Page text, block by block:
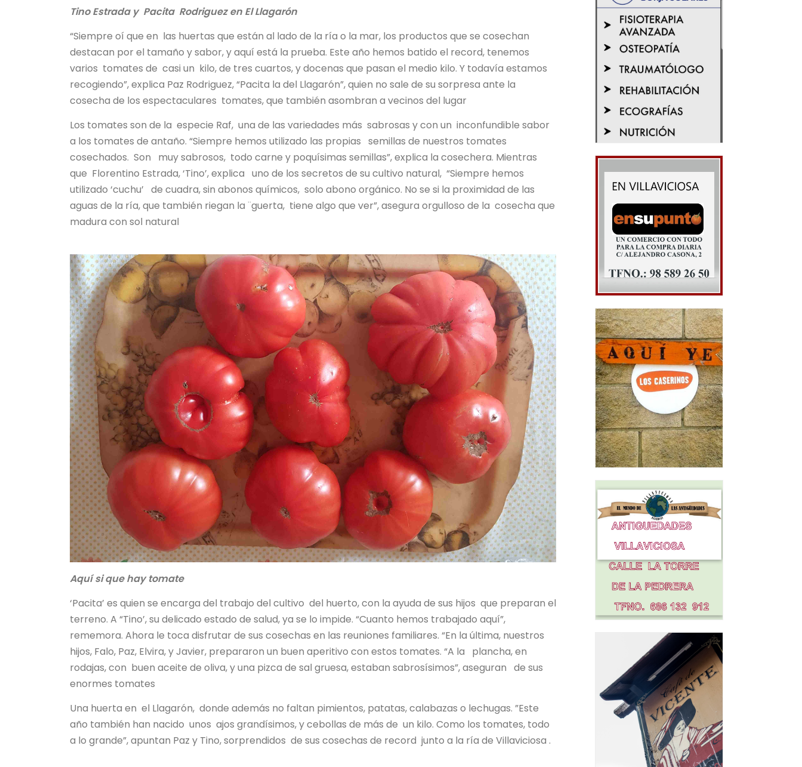
Tino Estrada y Pacita Rodriguez en El Llagarón
“Siempre oí que en las huertas que están al lado de la ría o la mar, los productos que se cosechan
destacan por el tamaño y sabor, y aquí está la prueba. Este año hemos batido el record, tenemos
varios tomates de casi un kilo, de tres cuartos, y docenas que pasan el medio kilo. Y todavía estamos
recogiendo”, explica Paz Rodriguez, “Pacita la del Llagarón”, quien no sale de su sorpresa ante la
cosecha de los espectaculares tomates, que también asombran a vecinos del lugar
Los tomates son de la especie Raf, una de las variedades más sabrosas y con un inconfundible sabor
a los tomates de antaño. “Siempre hemos utilizado las propias semillas de nuestros tomates
cosechados. Son muy sabrosos, todo carne y poquísimas semillas”, explica la cosechera. Mientras
que Florentino Estrada, ‘Tino’, explica uno de los secretos de su cultivo natural, “Siempre hemos
utilizado ‘cuchu’ de cuadra, sin abonos químicos, solo abono orgánico. No se si la proximidad de las
aguas de la ría, que también riegan la ¨guerta, tiene algo que ver”, asegura orgulloso de la cosecha que
madura con sol natural
Aquí si que hay tomate
‘Pacita’ es quien se encarga del trabajo del cultivo del huerto, con la ayuda de sus hijos que preparan el
terreno. A “Tino’, su delicado estado de salud, ya se lo impide. “Cuanto hemos trabajado aquí”,
rememora. Ahora le toca disfrutar de sus cosechas en las reuniones familiares. “En la última, nuestros
hijos, Falo, Paz, Elvira, y Javier, prepararon un buen aperitivo con estos tomates. “A la plancha, en
rodajas, con buen aceite de oliva, y una pizca de sal gruesa, estaban sabrosísimos”, aseguran de sus
enormes tomates
Una huerta en el Llagarón, donde además no faltan pimientos, patatas, calabazas o lechugas. ”Este
año también han nacido unos ajos grandísimos, y cebollas de más de un kilo. Como los tomates, todo
a lo grande”, apuntan Paz y Tino, sorprendidos de sus cosechas de record junto a la ría de Villaviciosa .